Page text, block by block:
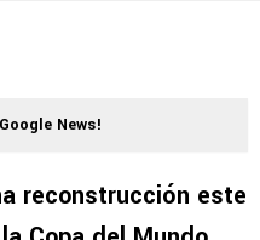
News!
reconstrucción este